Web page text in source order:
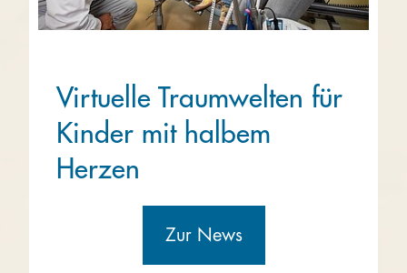
Virtuelle Traumwelten für
Kinder mit halbem
Herzen
Zur News